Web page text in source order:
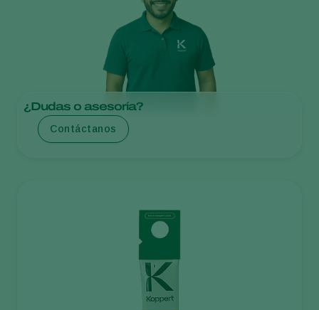
¿Dudas o asesoría?
Contáctanos